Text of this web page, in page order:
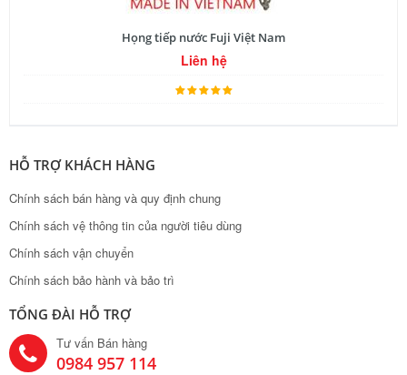
Họng tiếp nước Fuji Việt Nam
Liên hệ
HỖ TRỢ KHÁCH HÀNG
Chính sách bán hàng và quy định chung
Chính sách vệ thông tin của người tiêu dùng
Chính sách vận chuyển
Chính sách bảo hành và bảo trì
TỔNG ĐÀI HỖ TRỢ
Tư vấn Bán hàng
0984 957 114